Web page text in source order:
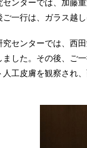
ンターでは、加藤
一行は、ガラス越
センターでは、西
した。その後、ご
工皮膚を観察され